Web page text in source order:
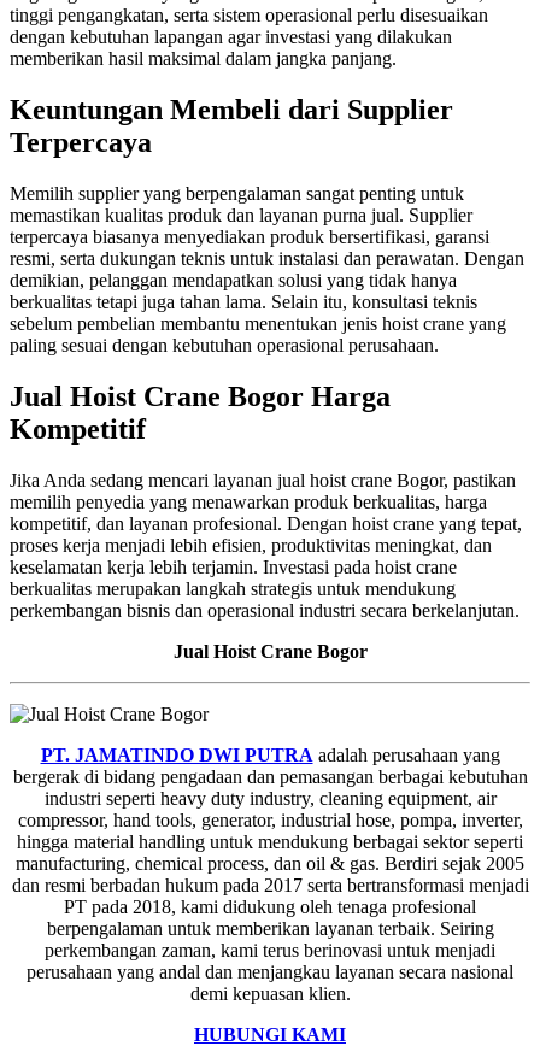
tinggi pengangkatan, serta sistem operasional perlu disesuaikan
dengan kebutuhan lapangan agar investasi yang dilakukan
memberikan hasil maksimal dalam jangka panjang.
Keuntungan Membeli dari Supplier
Terpercaya
Memilih supplier yang berpengalaman sangat penting untuk
memastikan kualitas produk dan layanan purna jual. Supplier
terpercaya biasanya menyediakan produk bersertifikasi, garansi
resmi, serta dukungan teknis untuk instalasi dan perawatan. Dengan
demikian, pelanggan mendapatkan solusi yang tidak hanya
berkualitas tetapi juga tahan lama. Selain itu, konsultasi teknis
sebelum pembelian membantu menentukan jenis hoist crane yang
paling sesuai dengan kebutuhan operasional perusahaan.
Jual Hoist Crane Bogor Harga
Kompetitif
Jika Anda sedang mencari layanan jual hoist crane Bogor, pastikan
memilih penyedia yang menawarkan produk berkualitas, harga
kompetitif, dan layanan profesional. Dengan hoist crane yang tepat,
proses kerja menjadi lebih efisien, produktivitas meningkat, dan
keselamatan kerja lebih terjamin. Investasi pada hoist crane
berkualitas merupakan langkah strategis untuk mendukung
perkembangan bisnis dan operasional industri secara berkelanjutan.
Jual Hoist Crane Bogor
PT. JAMATINDO DWI PUTRA adalah perusahaan yang
bergerak di bidang pengadaan dan pemasangan berbagai kebutuhan
industri seperti heavy duty industry, cleaning equipment, air
compressor, hand tools, generator, industrial hose, pompa, inverter,
hingga material handling untuk mendukung berbagai sektor seperti
manufacturing, chemical process, dan oil & gas. Berdiri sejak 2005
dan resmi berbadan hukum pada 2017 serta bertransformasi menjadi
PT pada 2018, kami didukung oleh tenaga profesional
berpengalaman untuk memberikan layanan terbaik. Seiring
perkembangan zaman, kami terus berinovasi untuk menjadi
perusahaan yang andal dan menjangkau layanan secara nasional
demi kepuasan klien.
HUBUNGI KAMI